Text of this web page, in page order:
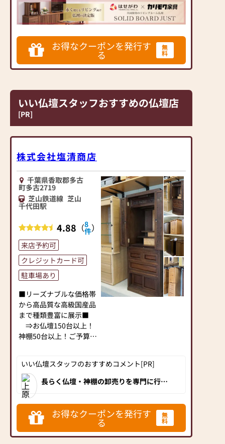
国内家具専門メーカー
と、モダンなインテリア
にマッチするお仏壇を展
開
◆◆ お陰様で創業94年
◆◆
ールメリットと東証上場
の信頼。創業以来、親
切・丁寧な説明と対応を
心がけ、年間約25,000基
「お仏壇のはせがわ」で
は、さまざまな供養（対
話の場づくり）の形をご
提案しております。ご自
身、ご家族にあった供養
の形について、迷うこと
ざいましたら、ぜひ、お
気軽にご相談ください。
店内にはお仏壇・お仏
具・お位牌・お線香・お
念珠等、豊富にご用意し
ております。1,000種類
以上の組み合わせの中か
らお客様に合ったお仏
壇・お仏具をご提案いた
します。
≪「カリモク家具」との
お仏壇のはせがわは、日
本を代表する家具メーカ
ー「カリモク家具」との
協同開発で、現代の住宅
にあったモダンなお仏壇
を作っています。他にも
国内の家具専門メーカー
と作り上げたお仏壇コレ
お得なクーポンを発行す
る
無
料
いい仏壇スタッフおすすめの仏壇店
[PR]
株式会社塩清商店
千葉県香取郡多古
町多古2719
芝山鉄道線 芝山
千代田駅
4.88 （8
件）
来店予約可
クレジットカード可
駐車場あり
■リーズナブルな価格帯
から高品質な高級国産品
まで種類豊富に展示■
⇒お仏壇150台以上！
神棚50台以上！ご予算や
塩清商店なら、リビング
やダイニング、洋室・和
室、あらゆるお部屋にピ
ッタリのお仏壇が見つか
ります！
お求めやすいリーズナブ
ルな商品から良質な国産
いい仏壇スタッフのおすすめコメント[PR]
長らく仏壇・神棚の卸売りを専門に行っ
ていた塩清商店が、良い商品をお手ごろ
皆様に少しでも貢献したいとの想いから
地元の香取郡多古町にショールームをオ
ープン。卸売りだから出来る品揃えは品
質・価格ともに他に類を見ません。ココ
に行けば見つかる！まさにそんな仏壇店
です。
お得なクーポンを発行す
る
無
料